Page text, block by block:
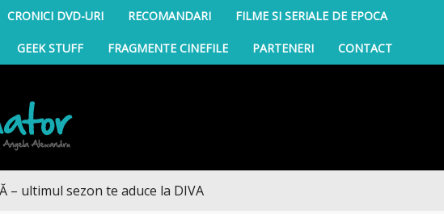
CRONICI DVD-URI RECOMANDARI FILME SI SERIALE DE EPOCA
GEEK STUFF FRAGMENTE CINEFILE PARTENERI CONTACT
sezon te aduce la DIVA